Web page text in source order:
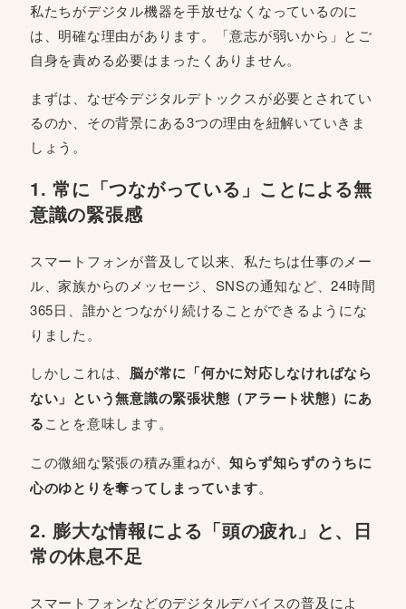
私たちがデジタル機器を手放せなくなっているのに
は、明確な理由があります。「意志が弱いから」とご
自身を責める必要はまったくありません。
まずは、なぜ今デジタルデトックスが必要とされてい
るのか、その背景にある3つの理由を紐解いていきま
しょう。
1. 常に「つながっている」ことによる無
意識の緊張感
スマートフォンが普及して以来、私たちは仕事のメー
ル、家族からのメッセージ、SNSの通知など、24時間
365日、誰かとつながり続けることができるようにな
りました。
しかしこれは、 脳が常に「何かに対応しなければなら
ない」という無意識の緊張状態（アラート状態）にあ
ることを意味します。
この微細な緊張の積み重ねが、知らず知らずのうちに
心のゆとりを奪ってしまっています。
2. 膨大な情報による「頭の疲れ」と、日
常の休息不足
スマートフォンなどのデジタルデバイスの普及によ